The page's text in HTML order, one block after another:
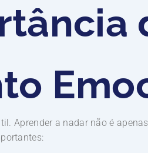
Aprender a nadar não é